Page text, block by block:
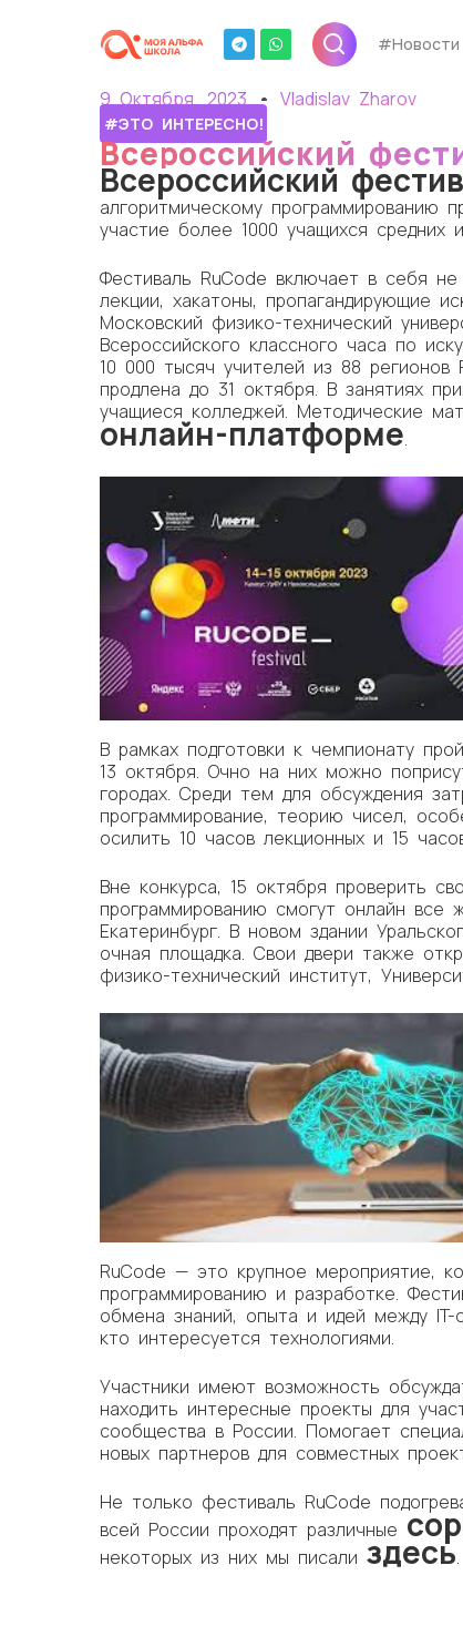
9 Октября, 2023 Vladislav Zharov
#ЭТО ИНТЕРЕСНО!
Всероссийский
Всероссийский
алгоритмическому программированию
участие более 1000 учащихся средних
Фестиваль RuCode включает в себя
лекции, хакатоны, пропагандирующие
Московский физико-технический
Всероссийского классного часа по
10 000 тысяч учителей из 88 регионов
продлена до 31 октября. В занятиях
учащиеся колледжей. Методические
онлайн-платформе.
В рамках подготовки к чемпионату
13 октября. Очно на них можно
городах. Среди тем для обсуждения
программирование, теорию чисел,
осилить 10 часов лекционных и 15
Вне конкурса, 15 октября проверить
программированию смогут онлайн
Екатеринбург. В новом здании
очная площадка. Свои двери также
физико-технический институт,
RuCode — это крупное мероприятие,
программированию и разработке.
обмена знаний, опыта и идей между IT-
кто интересуется технологиями.
Участники имеют возможность
находить интересные проекты для
сообщества в России. Помогает
новых партнеров для совместных
Не только фестиваль RuCode
всей России проходят различные
некоторых из них мы писализдесь.